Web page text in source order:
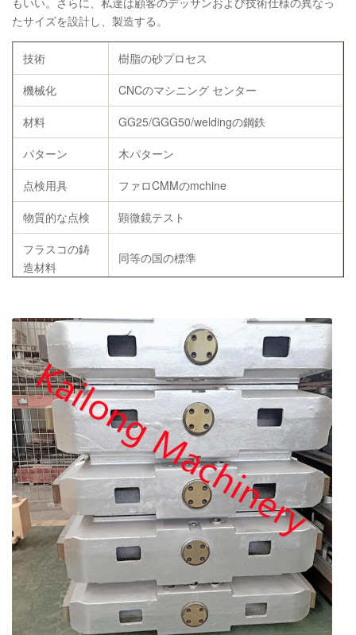
たサイズを設計し、製造する。
技術
樹脂の砂プロセス
機械化
CNCのマシニング センター
材料
GG25/GGG50/weldingの鋼鉄
パターン
木パターン
点検用具
ファロCMMのmchine
物質的な点検
顕微鏡テスト
フラスコの鋳
造材料
同等の国の標準
成
指定 顧客の要求によって
証明書
化学成分のレポート、引張強さおよび硬度
のレポートの焼きなましの証明書